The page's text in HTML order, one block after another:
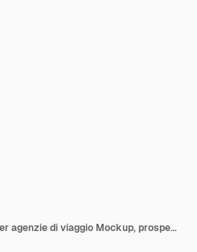
Brochure di marketing per agenzie di viaggio Mockup, prospettiva